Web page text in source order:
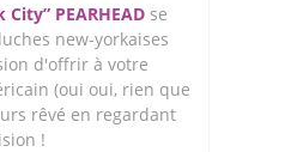
City” PEARHEAD se
new-yorkaises
d'offrir à votre
(oui oui, rien que
rêvé en regardant
!